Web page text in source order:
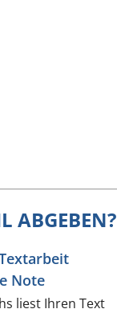
ABGEBEN?
Note
liest Ihren Text